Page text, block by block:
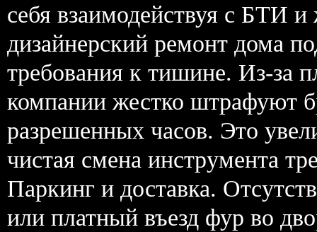
себя взаимодействуя с БТИ
дизайнерский ремонт дома
требования к тишине. Из-за
компании жестко штрафуют
разрешенных часов. Это
чистая смена инструмента
Паркинг и доставка.
или платный въезд фур во